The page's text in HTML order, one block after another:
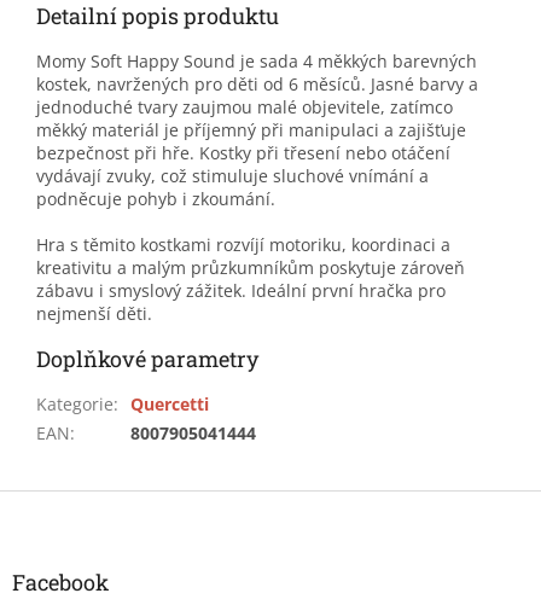
Detailní popis produktu
Momy Soft Happy Sound je sada 4 měkkých barevných
kostek, navržených pro děti od 6 měsíců. Jasné barvy a
jednoduché tvary zaujmou malé objevitele, zatímco
měkký materiál je příjemný při manipulaci a zajišťuje
bezpečnost při hře. Kostky při třesení nebo otáčení
vydávají zvuky, což stimuluje sluchové vnímání a
podněcuje pohyb i zkoumání.
Hra s těmito kostkami rozvíjí motoriku, koordinaci a
kreativitu a malým průzkumníkům poskytuje zároveň
zábavu i smyslový zážitek. Ideální první hračka pro
nejmenší děti.
Doplňkové parametry
Kategorie: Quercetti
EAN: 8007905041444
Z
Facebook